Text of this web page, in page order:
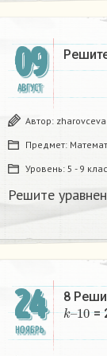
09
АВГУСТ
Автор:
Предмет:
Уровень: 5 - 9
Решите
24
НОЯБРЬ
8
k –
10 =